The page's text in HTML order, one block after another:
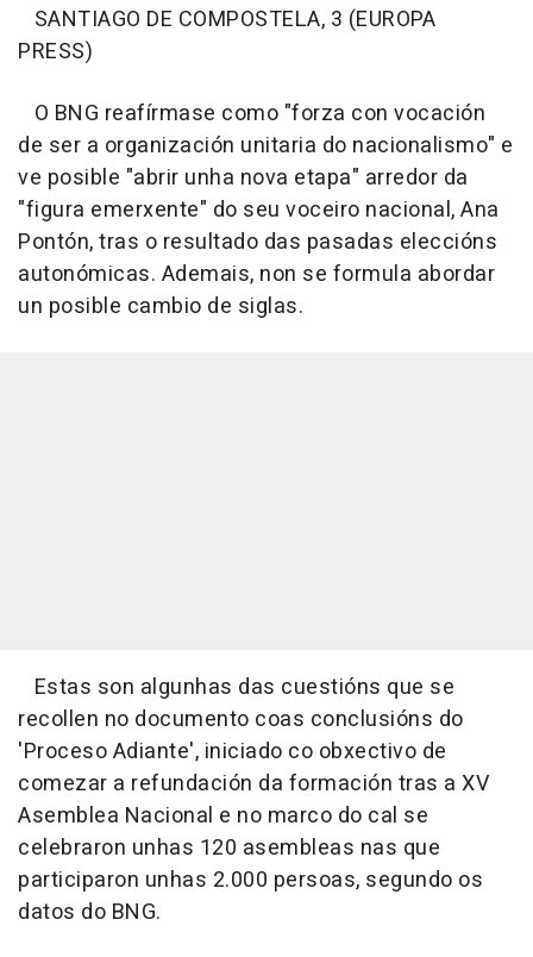
SANTIAGO DE COMPOSTELA, 3 (EUROPA
PRESS)
O BNG reafírmase como "forza con vocación
de ser a organización unitaria do nacionalismo" e
ve posible "abrir unha nova etapa" arredor da
"figura emerxente" do seu voceiro nacional, Ana
Pontón, tras o resultado das pasadas eleccións
autonómicas. Ademais, non se formula abordar
un posible cambio de siglas.
Estas son algunhas das cuestións que se
recollen no documento coas conclusións do
'Proceso Adiante', iniciado co obxectivo de
comezar a refundación da formación tras a XV
Asemblea Nacional e no marco do cal se
celebraron unhas 120 asembleas nas que
participaron unhas 2.000 persoas, segundo os
datos do BNG.